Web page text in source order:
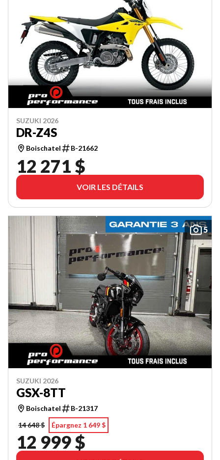
SUZUKI 2026
DR-Z4S
Boischatel B-21662
12 271 $
VOIR LES DÉTAILS
5
SUZUKI 2026
GSX-8TT
Boischatel
B-21317
14 648 $
Épargnez 1 649 $
12 999 $